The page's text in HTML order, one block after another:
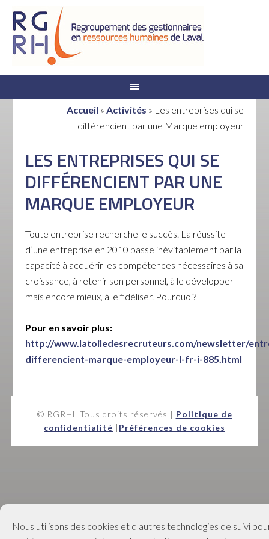
Nous utilisons des cookies et d'autres technologies de suivi
Accueil » Activités » Les entreprises qui se
différencient par une Marque employeur
LES ENTREPRISES QUI SE
DIFFÉRENCIENT PAR UNE
MARQUE EMPLOYEUR
Toute entreprise recherche le succès. La réussite
d’une entreprise en 2010 passe inévitablement par la
capacité à acquérir les compétences nécessaires à sa
croissance, à retenir son personnel, à le développer
mais encore mieux, à le fidéliser. Pourquoi?
Pour en savoir plus:
http://www.latoiledesrecruteurs.com/newsletter/
differencient-marque-employeur-l-fr-i-885.html
© RGRHL Tous droits réservés | Politique de
confidentialité | Préférences de cookies